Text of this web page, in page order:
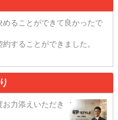
めることができて良かったで
することができました。
力添えいただき